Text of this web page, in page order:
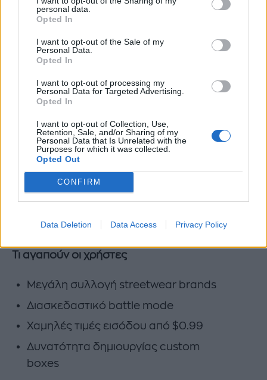
personal data.
Opted In
I want to opt-out of the Sale of my
Personal Data.
Opted In
I want to opt-out of processing my
Personal Data for Targeted Advertising.
Opted In
I want to opt-out of Collection, Use,
Retention, Sale, and/or Sharing of my
Personal Data that Is Unrelated with the
Purposes for which it was collected.
Opted Out
CONFIRM
Data Deletion Data Access Privacy Policy
JemLit που προσφέρει πλήρη επαλήθευση
ίδιο βαθμό διαφάνειας. Χρήστες από την
Ελλάδα αναφέρουν καθυστερήσεις 3-4
εβδομάδων στις παραδόσεις, με κάποιους να
μην λαμβάνουν ποτέ τα κέρδη τους.
Το Battle mode είναι διασκεδαστικό και
προσθέτει ανταγωνιστικό στοιχείο, αλλά
χρήστες προειδοποιούν ότι μπορεί να γίνει
εθιστικό. Όπου το JemLit ενθαρρύνει
υπεύθυνο gaming, το Lootie φαίνεται να
στοιχηματισμού.
Τι αγαπούν οι χρήστες
Μεγάλη συλλογή streetwear brands
Διασκεδαστικό battle mode
Χαμηλές τιμές εισόδου από $0.99
Δυνατότητα δημιουργίας custom
boxes